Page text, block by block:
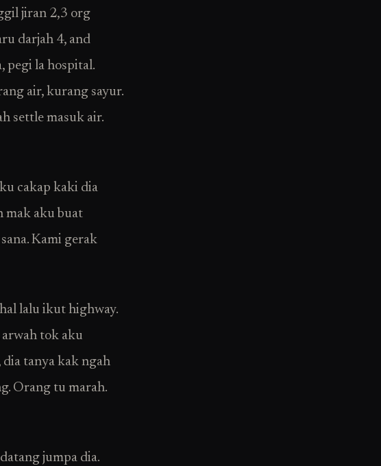
jiran 2,3 org
darjah 4, and
pegi la hospital.
air, kurang sayur.
settle masuk air.
cakap kaki dia
mak aku buat
Kami gerak
lalu ikut highway.
arwah tok aku
tanya kak ngah
Orang tu marah.
jumpa dia.